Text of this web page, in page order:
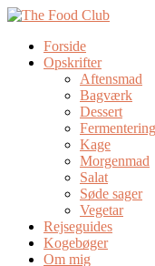
Forside
Opskrifter
Aftensmad
Bagværk
Dessert
Fermentering
Kage
Morgenmad
Salat
Søde sager
Vegetar
Rejseguides
Kogebøger
Om mig